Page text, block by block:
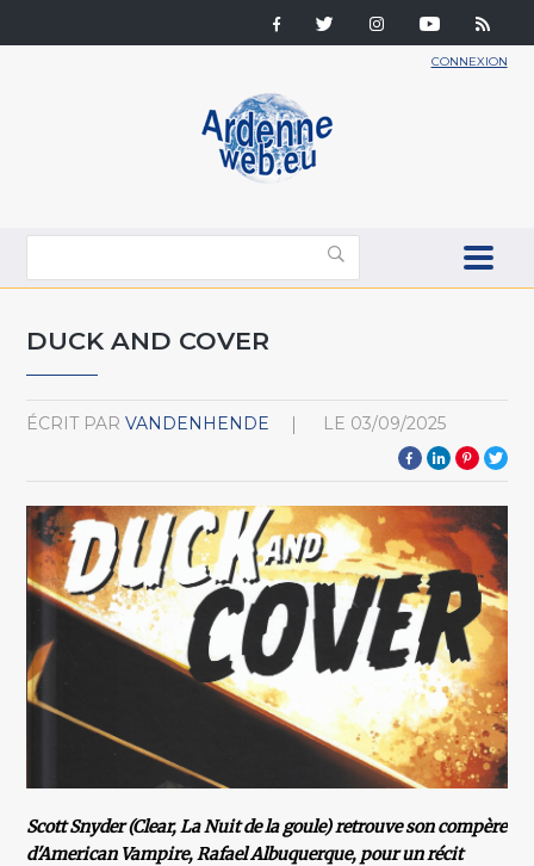
CONNEXION
DUCK AND COVER
ÉCRIT PAR VANDENHENDE LE 03/09/2025
Scott Snyder (Clear, La Nuit de la goule) retrouve son compère
d'American Vampire, Rafael Albuquerque, pour un récit